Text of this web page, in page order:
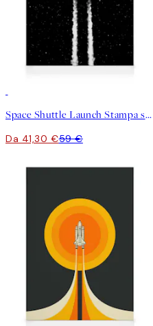
Space Shuttle Launch Stampa su Tela
Da 41,30 €59 €